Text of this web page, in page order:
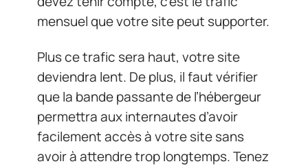
mensuel que votre site peut supporter.
Plus ce trafic sera haut, votre site
deviendra lent. De plus, il faut vérifier
que la bande passante de l’hébergeur
permettra aux internautes d’avoir
facilement accès à votre site sans
avoir à attendre trop longtemps. Tenez